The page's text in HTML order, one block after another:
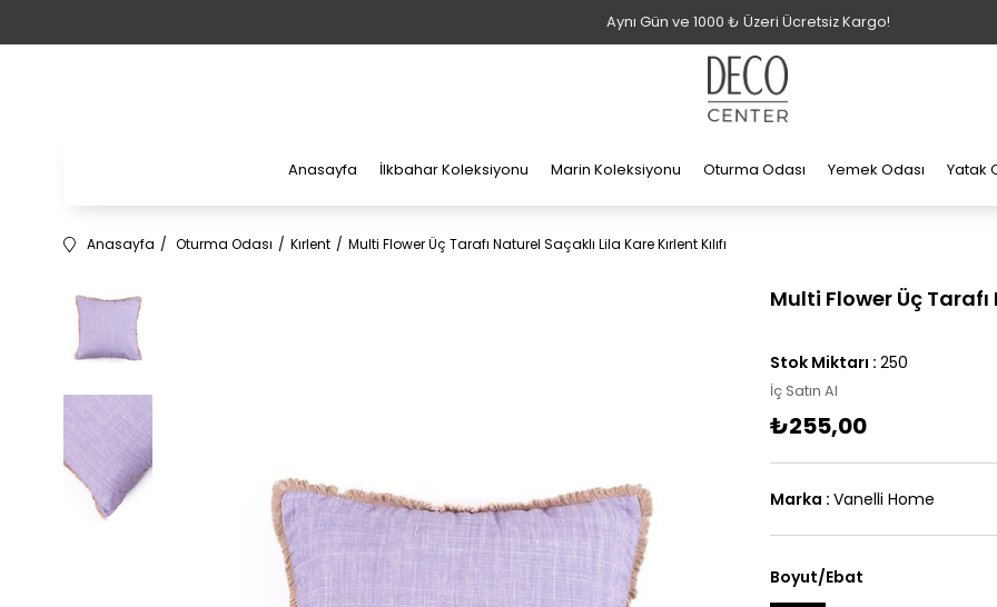
Aynı Gün ve 1000 ₺ Üzeri Ücretsiz Kargo!
Anasayfa İlkbahar Koleksiyonu Marin Koleksiyonu Oturma Odası Yemek Odası Yatak
Anasayfa Oturma Odası Kırlent Multi Flower Üç Tarafı Naturel Saçaklı Lila Kare Kırlent Kılıfı
Multi Flower Üç Tarafı
Stok Miktarı : 250
İç Satın Al
₺255,00
Marka : Vanelli Home
Boyut/Ebat